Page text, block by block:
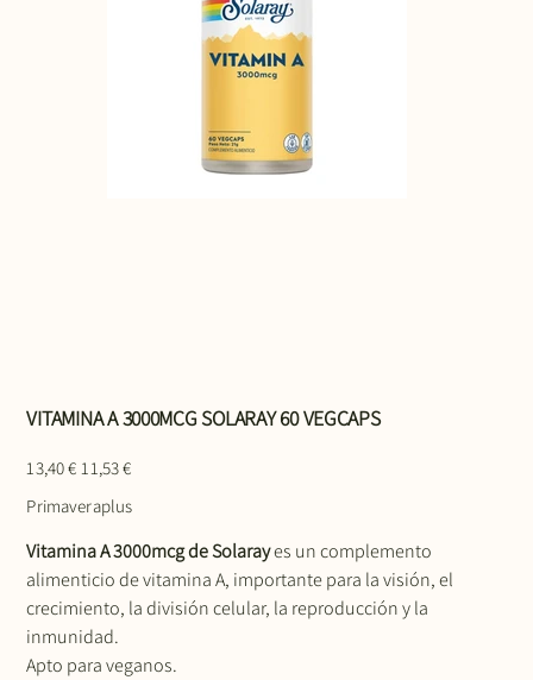
VITAMINA A 3000MCG SOLARAY 60 VEGCAPS
original
13,40 € de
11,53 €
Primaveraplus
Vitamina A 3000mcg de Solarayes un complemento
alimenticio de vitamina A, importante para la visión, el
crecimiento, la división celular, la reproducción y la
inmunidad.
Apto para veganos.